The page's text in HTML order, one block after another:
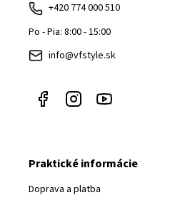
+420 774 000 510
Po - Pia: 8:00 - 15:00
info@vfstyle.sk
Praktické informácie
Doprava a platba